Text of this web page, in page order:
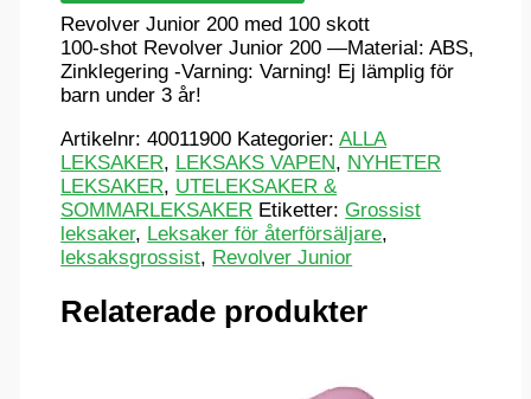
Revolver Junior 200 med 100 skott
100-shot Revolver Junior 200 —Material: ABS,
Zinklegering -Varning: Varning! Ej lämplig för
barn under 3 år!
Artikelnr:40011900 Kategorier:ALLA
LEKSAKER, LEKSAKS VAPEN, NYHETER
LEKSAKER, UTELEKSAKER &
SOMMARLEKSAKER Etiketter: Grossist
leksaker, Leksaker för återförsäljare,
leksaksgrossist, Revolver Junior
Relaterade produkter